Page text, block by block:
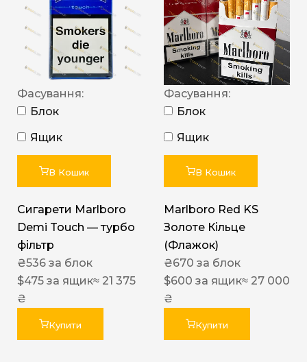
Фасування:
Блок
Ящик
В Кошик
Сигарети Marlboro
Demi Touch — турбо
фільтр
₴536 за блок
$475 за ящик≈ 21 375
₴
Купити
Фасування:
Блок
Ящик
В Кошик
Marlboro Red KS
Золоте Кільце
(Флажок)
₴670 за блок
$600 за ящик≈ 27 000
₴
Купити